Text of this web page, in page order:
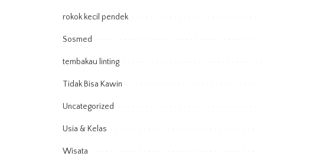
rokok kecil pendek
Sosmed
tembakau linting
Tidak Bisa Kawin
Uncategorized
Usia & Kelas
Wisata